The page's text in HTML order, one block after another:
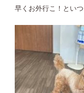
早くお外行こ！とい